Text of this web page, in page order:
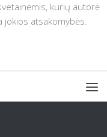
kurių autorė
atsakomybės.